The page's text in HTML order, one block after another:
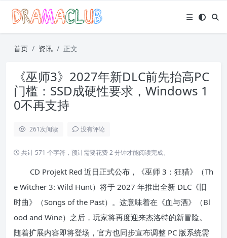
首页 资讯 正文
《巫师3》2027年新DLC前先抬高PC
门槛：SSD成硬性要求，Windows 1
0不再支持
261次阅读 没有评论
共计 571 个字符，预计需要花费 2 分钟才能阅读完成。
CD Projekt Red 近日正式公布，《巫师 3：狂猎》（Th
e Witcher 3: Wild Hunt）将于 2027 年推出全新 DLC《旧
时曲》（Songs of the Past）。这意味着在《血与酒》（Bl
ood and Wine）之后，玩家将再度迎来杰洛特的新冒险。
随着扩展内容即将登场，官方也同步宣布调整 PC 版系统需